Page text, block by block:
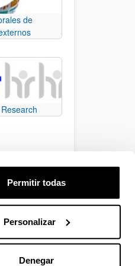
Permitir todas
Personalizar
Denegar
de